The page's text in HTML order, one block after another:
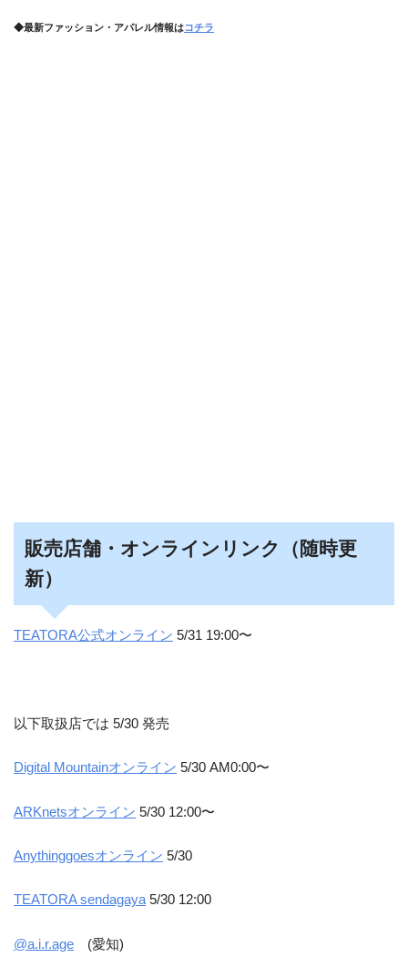
◆最新ファッション・アパレル情報はコチラ
販売店舗・オンラインリンク（随時更
新）
TEATORA公式オンライン 5/31 19:00〜
以下取扱店では 5/30 発売
Digital Mountainオンライン 5/30 AM0:00〜
ARKnetsオンライン 5/30 12:00〜
Anythinggoesオンライン 5/30
TEATORA sendagaya5/30 12:00
@a.i.r.age (愛知)